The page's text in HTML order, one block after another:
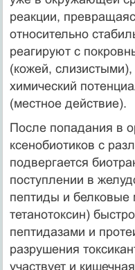
реакции,
относительно
реагируют с
(кожей,
химический
(местное действие).
После попадания в
ксенобиотиков с
подвергается
поступлении в
пептиды и
тетанотоксин)
пептидазами и
разрушения
участвует и